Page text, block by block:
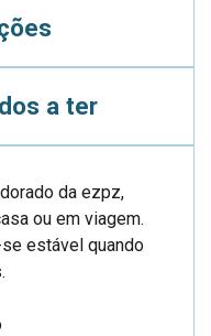
a ter
da ezpz,
ou em viagem.
estável quando